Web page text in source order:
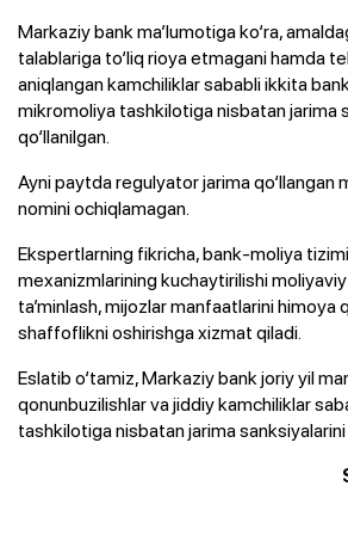
Markaziy bank ma’lumotiga ko‘ra,
talablariga to‘liq rioya etmagani hamda
aniqlangan kamchiliklar sababli ikkita
mikromoliya tashkilotiga nisbatan jarima
qo‘llanilgan.
Ayni paytda regulyator jarima qo‘llangan
nomini ochiqlamagan.
Ekspertlarning fikricha, bank-moliya
mexanizmlarining kuchaytirilishi
ta’minlash, mijozlar manfaatlarini
shaffoflikni oshirishga xizmat qiladi.
Eslatib o‘tamiz, Markaziy bank joriy yil
qonunbuzilishlar va jiddiy kamchiliklar
tashkilotiga nisbatan jarima sanksiyalarini